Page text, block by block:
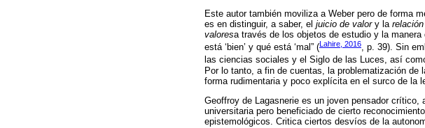
Este autor también moviliza a Weber pero de forma
es en distinguir, a saber, el juicio de valory la
valoresa través de los objetos de estudio y la
está ‘bien’ y qué está ‘mal” (Lahire, 2016, p. 39). Sin
las ciencias sociales y el Siglo de las Luces, así
Por lo tanto, a fin de cuentas, la problematización
forma rudimentaria y poco explícita en el surco de la
Geoffroy de Lagasnerie es un joven pensador
universitaria pero beneficiado de cierto
epistemológicos. Critica ciertos desvíos de la